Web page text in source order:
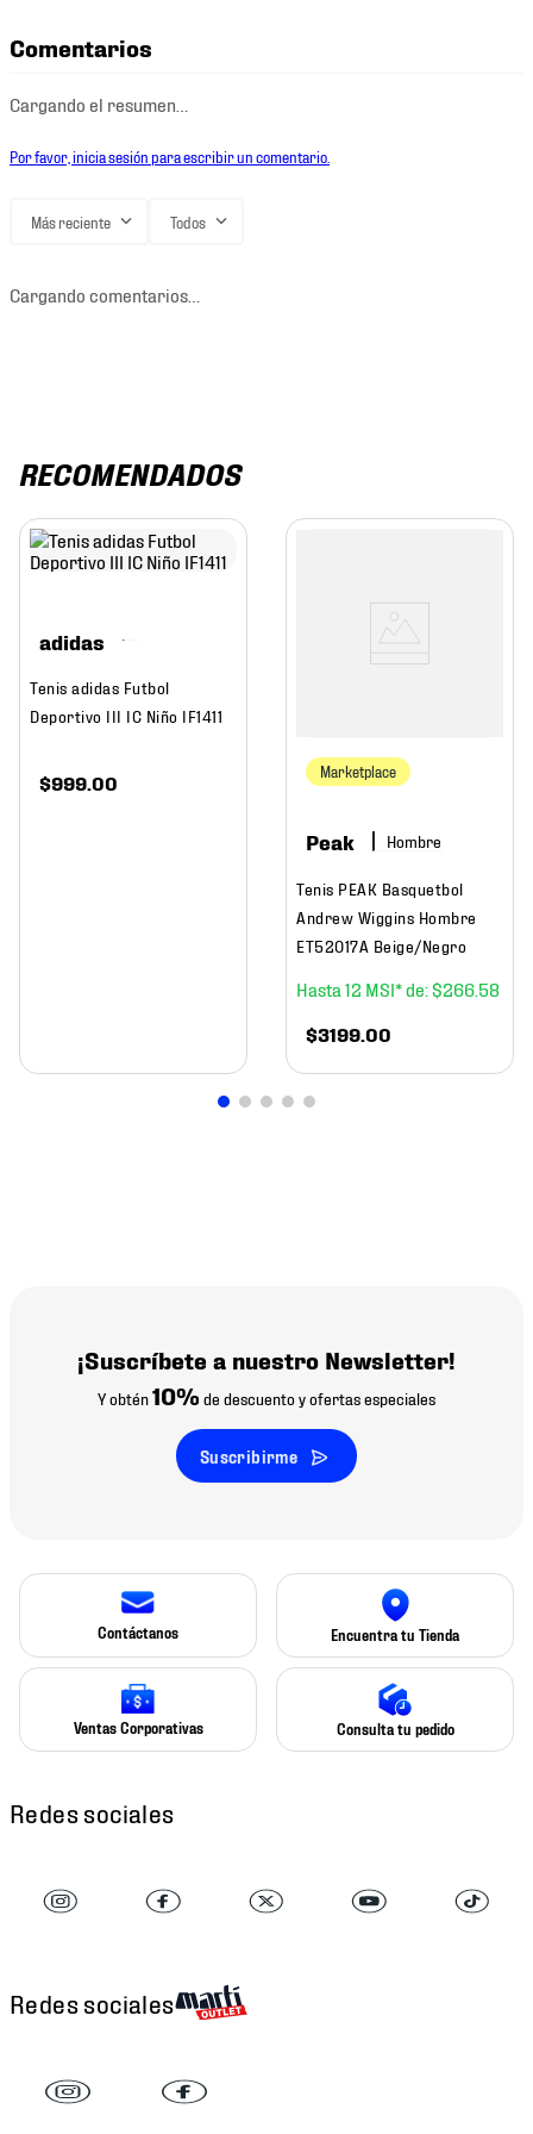
Comentarios
Cargando el resumen…
Por favor, inicia sesión para escribir un comentario.
Más reciente Todos
Cargando comentarios…
RECOMENDADOS
adidas
Tenis adidas Futbol
Deportivo III IC Niño IF1411
$999 00 Marketplace
Peak Hombre
Tenis PEAK Basquetbol
Andrew Wiggins Hombre
ET52017A Beige/Negro
12 $266 58
$3199 00
¡Suscríbete a nuestro Newsletter!
Y obtén10% de descuento y ofertas especiales
Suscribirme
Contáctanos Encuentra tu Tienda
Ventas Corporativas Consulta tu pedido
Redes sociales
Redes sociales